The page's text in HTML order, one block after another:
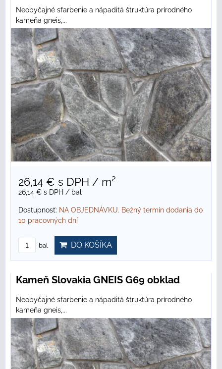
Neobyčajné sfarbenie a nápaditá štruktúra prírodného
kameňa gneis,...
26,14 € s DPH / m²
26,14 € s DPH / bal
Dostupnosť: NA OBJEDNÁVKU. Bežný termín dodania do
10 pracovných dní
bal DO KOŠÍKA
Kameň Slovakia GNEIS G69 obklad
Neobyčajné sfarbenie a nápaditá štruktúra prírodného
kameňa gneis,...